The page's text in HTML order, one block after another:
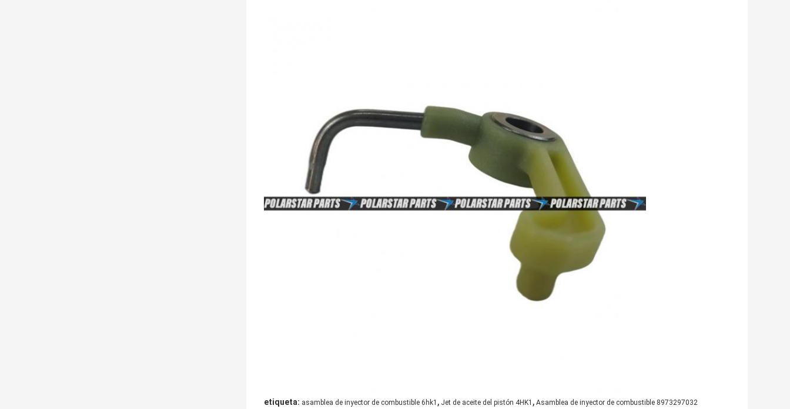
etiqueta: asamblea de inyector de combustible 6hk1 , Jet de aceite del pistón 4HK1 , Asamblea de inyector de combustible 8973297032